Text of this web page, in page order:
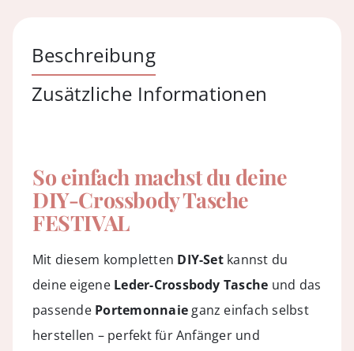
Menge
Beschreibung
Zusätzliche Informationen
So einfach machst du deine
DIY-Crossbody Tasche
FESTIVAL
Mit diesem kompletten DIY-Setkannst du
deine eigene Leder-Crossbody Tasche und das
passende Portemonnaie ganz einfach selbst
herstellen – perfekt für Anfänger und